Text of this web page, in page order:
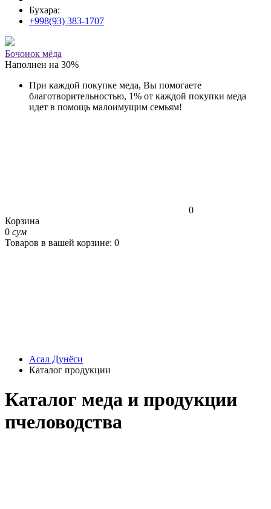
Бухара:
+998(93) 383-1707
Бочонок мёда
Наполнен на 30%
При каждой покупке меда, Вы помогаете
благотворительностью, 1% от каждой покупки меда
идет в помощь малоимущим семьям!
0
Корзина
0 сум
Товаров в вашей корзине: 0
Асал Дунёси
Каталог продукции
Каталог меда и продукции
пчеловодства